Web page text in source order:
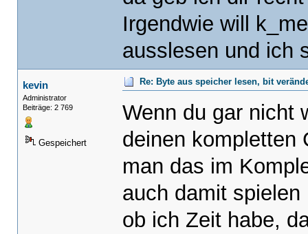
Irgendwie will
ausslesen und ich
kevin
Administrator
Beiträge: 2 769
Gespeichert
Re: Byte aus speicher lesen, bit
Wenn du gar nicht
deinen kompletten
man das im
auch damit
ob ich Zeit habe,